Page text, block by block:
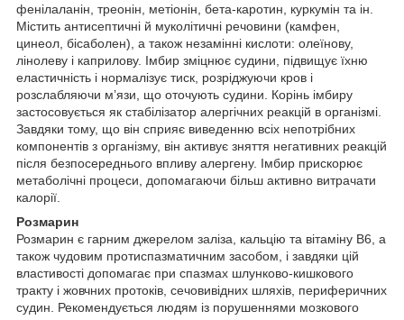
фенілаланін, треонін, метіонін, бета-каротин, куркумін та ін.
Містить антисептичні й муколітичні речовини (камфен,
цинеол, бісаболен), а також незамінні кислоти: олеїнову,
лінолеву і каприлову. Імбир зміцнює судини, підвищує їхню
еластичність і нормалізує тиск, розріджуючи кров і
розслабляючи м’язи, що оточують судини. Корінь імбиру
застосовується як стабілізатор алергічних реакцій в організмі.
Завдяки тому, що він сприяє виведенню всіх непотрібних
компонентів з організму, він активує зняття негативних реакцій
після безпосереднього впливу алергену. Імбир прискорює
метаболічні процеси, допомагаючи більш активно витрачати
калорії.
Розмарин
Розмарин є гарним джерелом заліза, кальцію та вітаміну B6, а
також чудовим протиспазматичним засобом, і завдяки цій
властивості допомагає при спазмах шлунково-кишкового
тракту і жовчних протоків, сечовивідних шляхів, периферичних
судин. Рекомендується людям із порушеннями мозкового